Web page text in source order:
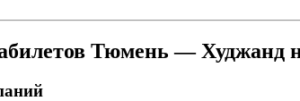
Тюмень — Худжанд